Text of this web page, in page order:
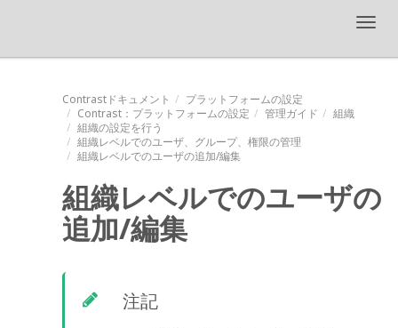
Contrastドキュメント
プラットフォームの設定
Contrast ：プラットフォームの設定 管理ガイド
組織
組織の設定を行う
組織レベルでのユーザ、グループ、権限の管理
組織レベルでのユーザの追加/編集
組織レベルでのユーザの
追加/編集
注記